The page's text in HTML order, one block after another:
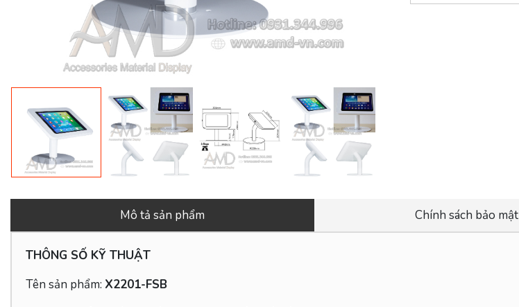
Mô tả sản phẩm Chính sách bảo mật
THÔNG SỐ KỸ THUẬT
Tên sản phẩm: X2201-FSB